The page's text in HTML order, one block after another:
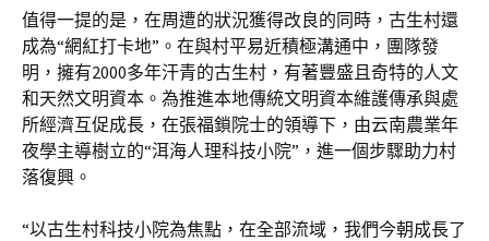
值得一提的是，在周遭的狀況獲得改良的同時，古生村還
成為“網紅打卡地”。在與村平易近積極溝通中，團隊發
明，擁有2000多年汗青的古生村，有著豐盛且奇特的人文
和天然文明資本。為推進本地傳統文明資本維護傳承與處
所經濟互促成長，在張福鎖院士的領導下，由云南農業年
夜學主導樹立的“洱海人理科技小院”，進一個步驟助力村
落復興。
“以古生村科技小院為焦點，在全部流域，我們今朝成長了